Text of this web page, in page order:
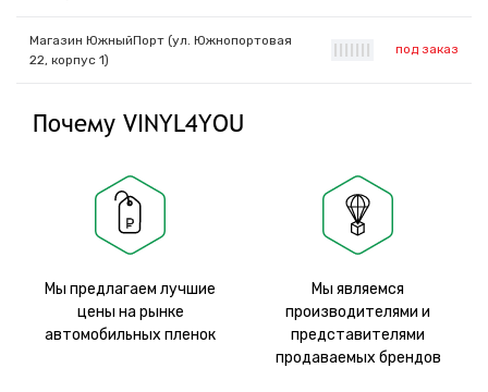
Магазин ЮжныйПорт (ул. Южнопортовая
22, корпус 1)
под заказ
Почему VINYL4YOU
Мы предлагаем лучшие
цены на рынке
автомобильных пленок
Мы являемся
производителями и
представителями
продаваемых брендов